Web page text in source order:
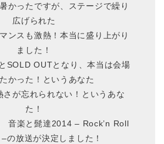
かったですが、ステージで繰り
広げられた
ンスも激熱！本当に盛り上がり
ました！
SOLD OUTとなり、本当は会場
かった！というあなた
さが忘れられない！というあな
た！
音楽と髭達2014 – Rock’n Roll
の放送が決定しました！